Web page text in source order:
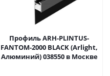
Профиль ARH-PLINTUS-
FANTOM-2000 BLACK (Arlight,
Алюминий) 038550 в Москве